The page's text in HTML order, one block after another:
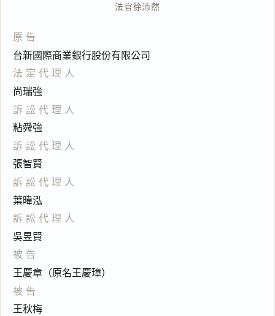
法官徐沛然
原告
台新國際商業銀行股份有限公司
法定代理人
尚瑞強
訴訟代理人
粘舜強
訴訟代理人
張智賢
訴訟代理人
葉暐泓
訴訟代理人
吳昱賢
被告
王慶章（原名王慶璋）
被告
王秋梅